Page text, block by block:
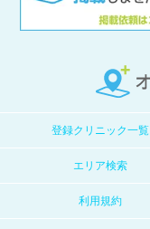
登録クリニック一覧
エリア検索
利用規約